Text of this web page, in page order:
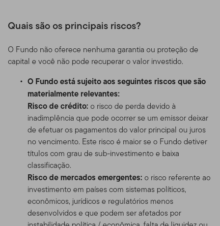
Quais são os principais riscos?
O Fundo não oferece nenhuma garantia ou proteção de
capital e você não pode recuperar o valor investido.
O Fundo está sujeito aos seguintes riscos que são
materialmente relevantes:
Risco de crédito: o risco de perda devido à
inadimplência que pode ocorrer se um emissor deixar
de efetuar os pagamentos do valor principal ou juros
no vencimento. Este risco é maior se o Fundo detiver
títulos com grau de sub-investimento e baixa
classificação.
Risco de mercados emergentes: o risco referente ao
investimento em países com sistemas políticos,
econômicos, jurídicos e regulatórios menos
desenvolvidos e que podem ser afetados por